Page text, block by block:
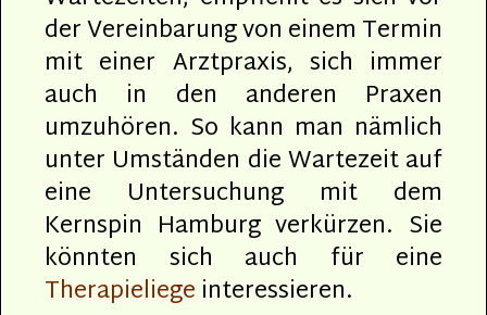
der Vereinbarung von einem Termin
mit einer Arztpraxis, sich immer
auch in den anderen Praxen
umzuhören. So kann man nämlich
unter Umständen die Wartezeit auf
eine Untersuchung mit dem
Kernspin Hamburg verkürzen. Sie
könnten sich auch für eine
Therapieliege interessieren.